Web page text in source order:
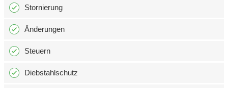
Stornierung
Änderungen
Steuern
Diebstahlschutz